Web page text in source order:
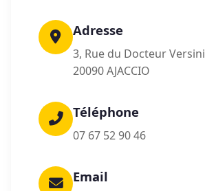
Adresse
3, Rue du Docteur Versini
20090 AJACCIO
Téléphone
07 67 52 90 46
Email